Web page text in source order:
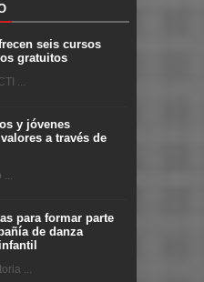
seis cursos
gratuitos
...
y jóvenes
a través de
...
para formar parte
de danza
...